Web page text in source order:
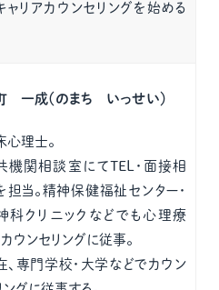
ャリアカウンセリングを始める
一成（のまち いっせい）
心理士。
機関相談室にてTEL・面接相
担当。精神保健福祉センター・
科クリニックなどでも心理療
カウンセリングに従事。
、専門学校・大学などでカウン